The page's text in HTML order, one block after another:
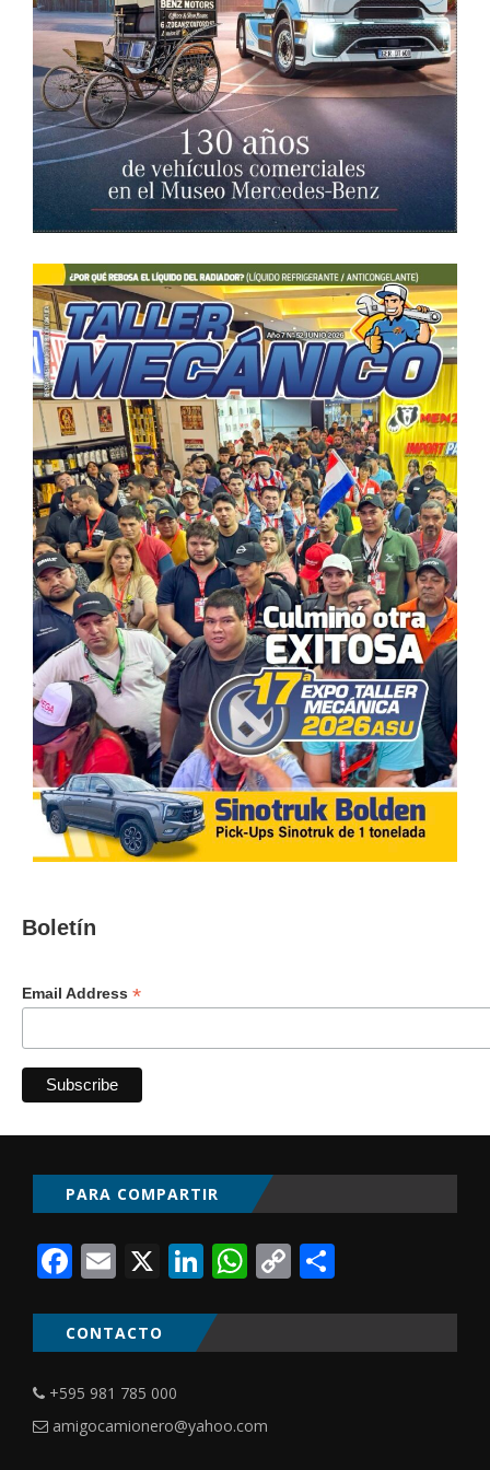
Boletín
Email Address *
PARA COMPARTIR
Facebook
Email
X LinkedIn
WhatsApp
Copy
CONTACTO
+595 981 785 000
amigocamionero@yahoo.com